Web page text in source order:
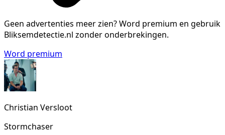
Geen advertenties meer zien?Word premium en gebruik
Bliksemdetectie.nl zonder onderbrekingen.
Word premium
Christian Versloot
Stormchaser